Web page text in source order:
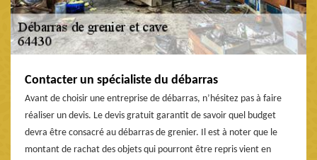
Contacter un spécialiste du débarras
Avant de choisir une entreprise de débarras, n’hésitez pas à faire
réaliser un devis. Le devis gratuit garantit de savoir quel budget
devra être consacré au débarras de grenier. Il est à noter que le
montant de rachat des objets qui pourront être repris vient en